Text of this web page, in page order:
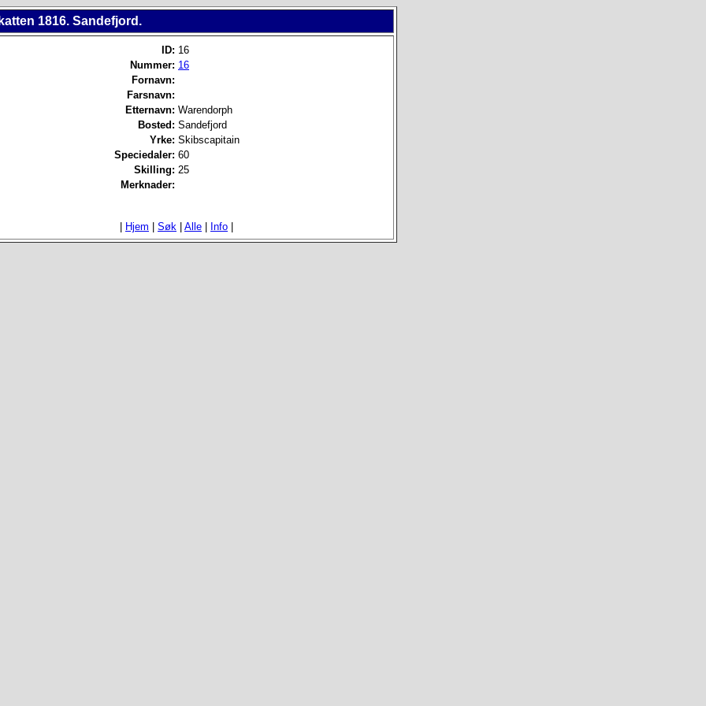
1816. Sandefjord.
ID: 16
Nummer: 16
Fornavn:
Farsnavn:
Etternavn: Warendorph
Bosted: Sandefjord
Yrke: Skibscapitain
Speciedaler: 60
Skilling: 25
Merknader:
Hjem Søk Alle Info